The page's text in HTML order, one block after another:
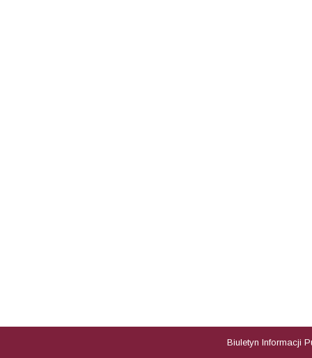
Biuletyn Informacji